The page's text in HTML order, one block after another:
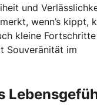
und
wenn’s kippt,
kleine Fortschritte
Souveränität im